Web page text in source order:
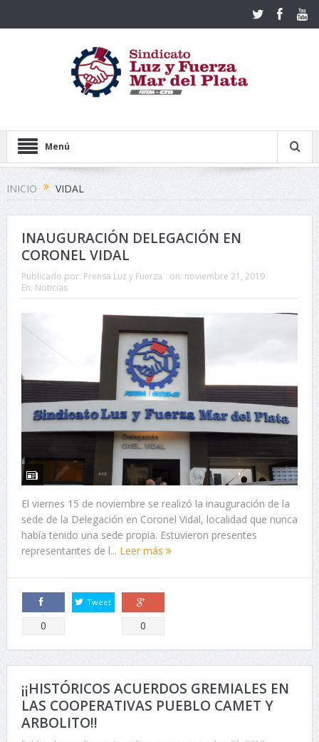
Menú
INICIO VIDAL
INAUGURACIÓN DELEGACIÓN EN
CORONEL VIDAL
Publicado por: Prensa Luz y Fuerza on: noviembre 21, 2019
En: Noticias
El viernes 15 de noviembre se realizó la inauguración de la
sede de la Delegación en Coronel Vidal, localidad que nunca
había tenido una sede propia. Estuvieron presentes
representantes de l... Leer más
Comparte
0
Tweet
Comparte
0
¡¡HISTÓRICOS ACUERDOS GREMIALES EN
LAS COOPERATIVAS PUEBLO CAMET Y
ARBOLITO!!